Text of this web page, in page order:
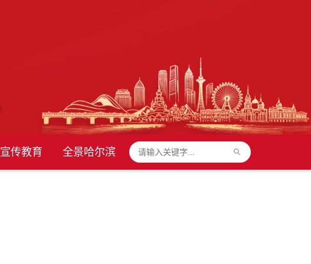
宣传教育 全景哈尔滨